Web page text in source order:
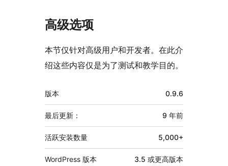
高级选项
本节仅针对高级用户和开发者。在此介
绍这些内容仅是为了测试和教学目的。
额
外
信
息
版本 0.9.6
最后更新： 9 年前
活跃安装数量 5,000+
WordPress 版本 3.5 或更高版本